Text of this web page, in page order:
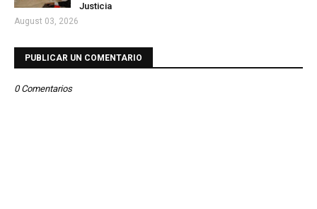
Justicia
August 03, 2026
PUBLICAR UN COMENTARIO
0 Comentarios